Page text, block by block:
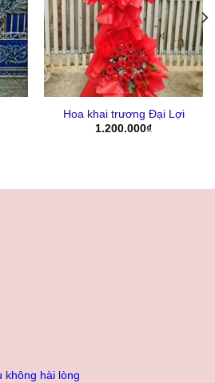
Yêu
Yêu
Thich
Hoa khai trương Đại Lợi
1.200.000₫
không hài lòng